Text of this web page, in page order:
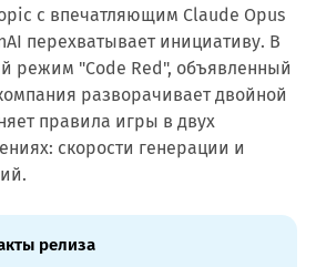
с впечатляющим Claude Opus
перехватывает инициативу. В
режим "Code Red", объявленный
разворачивает двойной
правила игры в двух
скорости генерации и
релиза